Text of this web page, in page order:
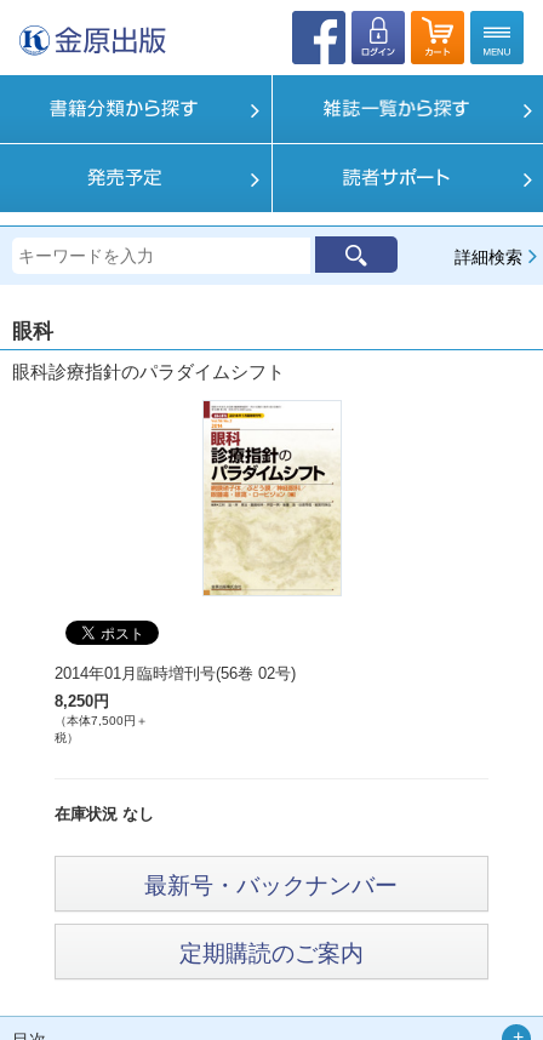
詳細検索
眼科
眼科診療指針のパラダイムシフト
2014年01月臨時増刊号(56巻 02号)
8,250円
（本体7,500円＋
税）
在庫状況 なし
最新号・バックナンバー
定期購読のご案内